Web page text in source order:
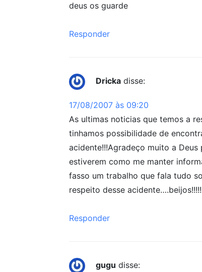
deus os guarde
Responder
Dricka disse:
17/08/2007 às 09:20
As ultimas noticias que temos a
tinhamos possibilidade de
acidente!!!Agradeço muito a
estiverem como me manter
fasso um trabalho que fala tudo
respeito desse acidente….beijos!!!!!
Responder
gugu disse: